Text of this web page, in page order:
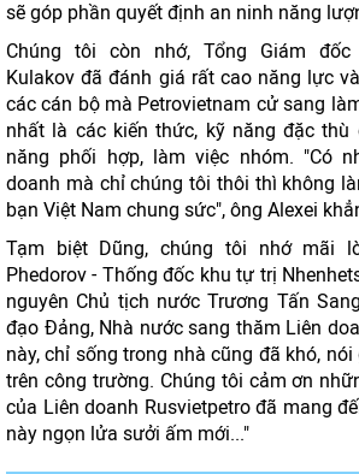
sẽ góp phần quyết định an ninh năng
Chúng tôi còn nhớ, Tổng Giám đốc
Kulakov đã đánh giá rất cao năng lực
các cán bộ mà Petrovietnam cử sang
nhất là các kiến thức, kỹ năng đặc
năng phối hợp, làm việc nhóm. "Có
doanh mà chỉ chúng tôi thôi thì không
bạn Việt Nam chung sức", ông Alexei
Tạm biệt Dũng, chúng tôi nhớ mãi
Phedorov - Thống đốc khu tự trị
nguyên Chủ tịch nước Trương Tấn
đạo Đảng, Nhà nước sang thăm Liên
này, chỉ sống trong nhà cũng đã khó,
trên công trường. Chúng tôi cảm ơn
của Liên doanh Rusvietpetro đã mang
này ngọn lửa sưởi ấm mới..."